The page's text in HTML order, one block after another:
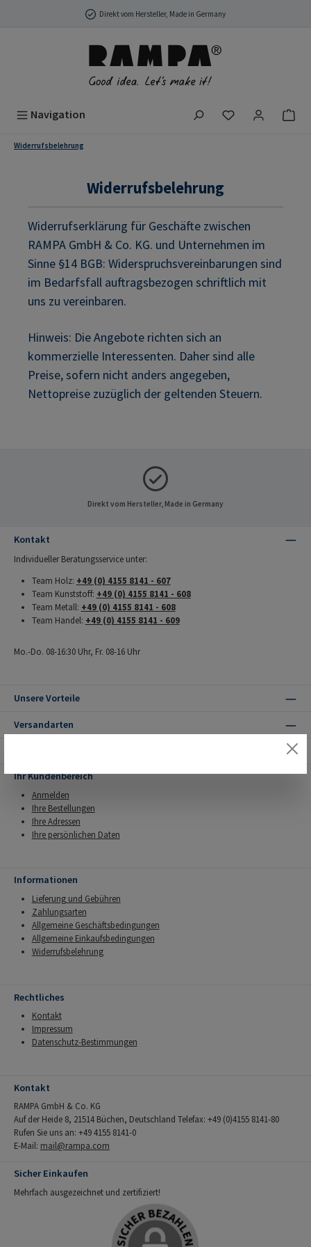
Zum Hauptinhalt springenDirekt vom Hersteller, Made in Germany
Navigation Du hast 0
Widerrufsbelehrung
Widerrufsbelehrung
Widerrufserklärung für Geschäfte zwischen
RAMPA GmbH & Co. KG. und Unternehmen im
Sinne §14 BGB: Widerspruchsvereinbarungen sind
im Bedarfsfall auftragsbezogen schriftlich mit
uns zu vereinbaren.
Hinweis: Die Angebote richten sich an
kommerzielle Interessenten. Daher sind alle
Preise, sofern nicht anders angegeben,
Nettopreise zuzüglich der geltenden Steuern.
Direkt vom Hersteller, Made in Germany
Kontakt
Individueller Beratungsservice unter:
Team Holz: +49 (0) 4155 8141 - 607
Team Kunststoff: +49 (0) 4155 8141 - 608
Team Metall: +49 (0) 4155 8141 - 608
Team Handel: +49 (0) 4155 8141 - 609
Mo.-Do. 08-16:30 Uhr, Fr. 08-16 Uhr
Unsere Vorteile
Versandarten
Ihr Kundenbereich
Anmelden
Ihre Bestellungen
Ihre Adressen
Ihre persönlichen Daten
Informationen
Lieferung und Gebühren
Zahlungsarten
Allgemeine Geschäftsbedingungen
Allgemeine Einkaufsbedingungen
Widerrufsbelehrung
Rechtliches
Kontakt
Impressum
Datenschutz-Bestimmungen
Kontakt
RAMPA GmbH & Co. KG
Auf der Heide 8, 21514 Büchen, Deutschland Telefax: +49 (0)4155 8141-80
Rufen Sie uns an: +49 4155 8141-0
E-Mail: mail@rampa.com
Sicher Einkaufen
Mehrfach ausgezeichnet und zertifiziert!